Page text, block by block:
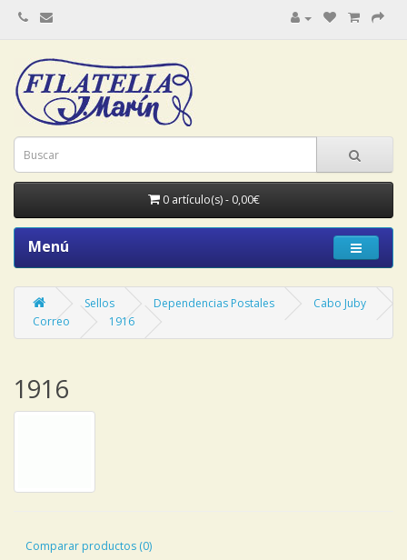
0 artículo(s) - 0,00€
Menú
Sellos Dependencias Postales
Cabo Juby
Correo
1916
1916
Comparar productos (0)